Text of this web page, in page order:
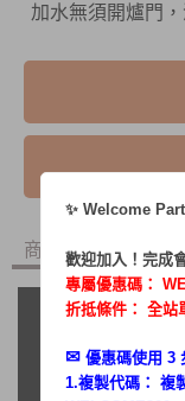
加水無須開爐門
商品內容 商品
✨ Welcome
歡迎加入！完成
專屬優惠碼：
折抵條件： 全站
✉︎ 優惠碼使用 3
1.複製代碼： 複